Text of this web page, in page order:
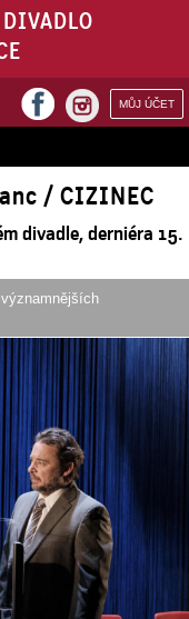
MŮJ ÚČET
facebook
/ CIZINEC
divadle, derniéra 15.